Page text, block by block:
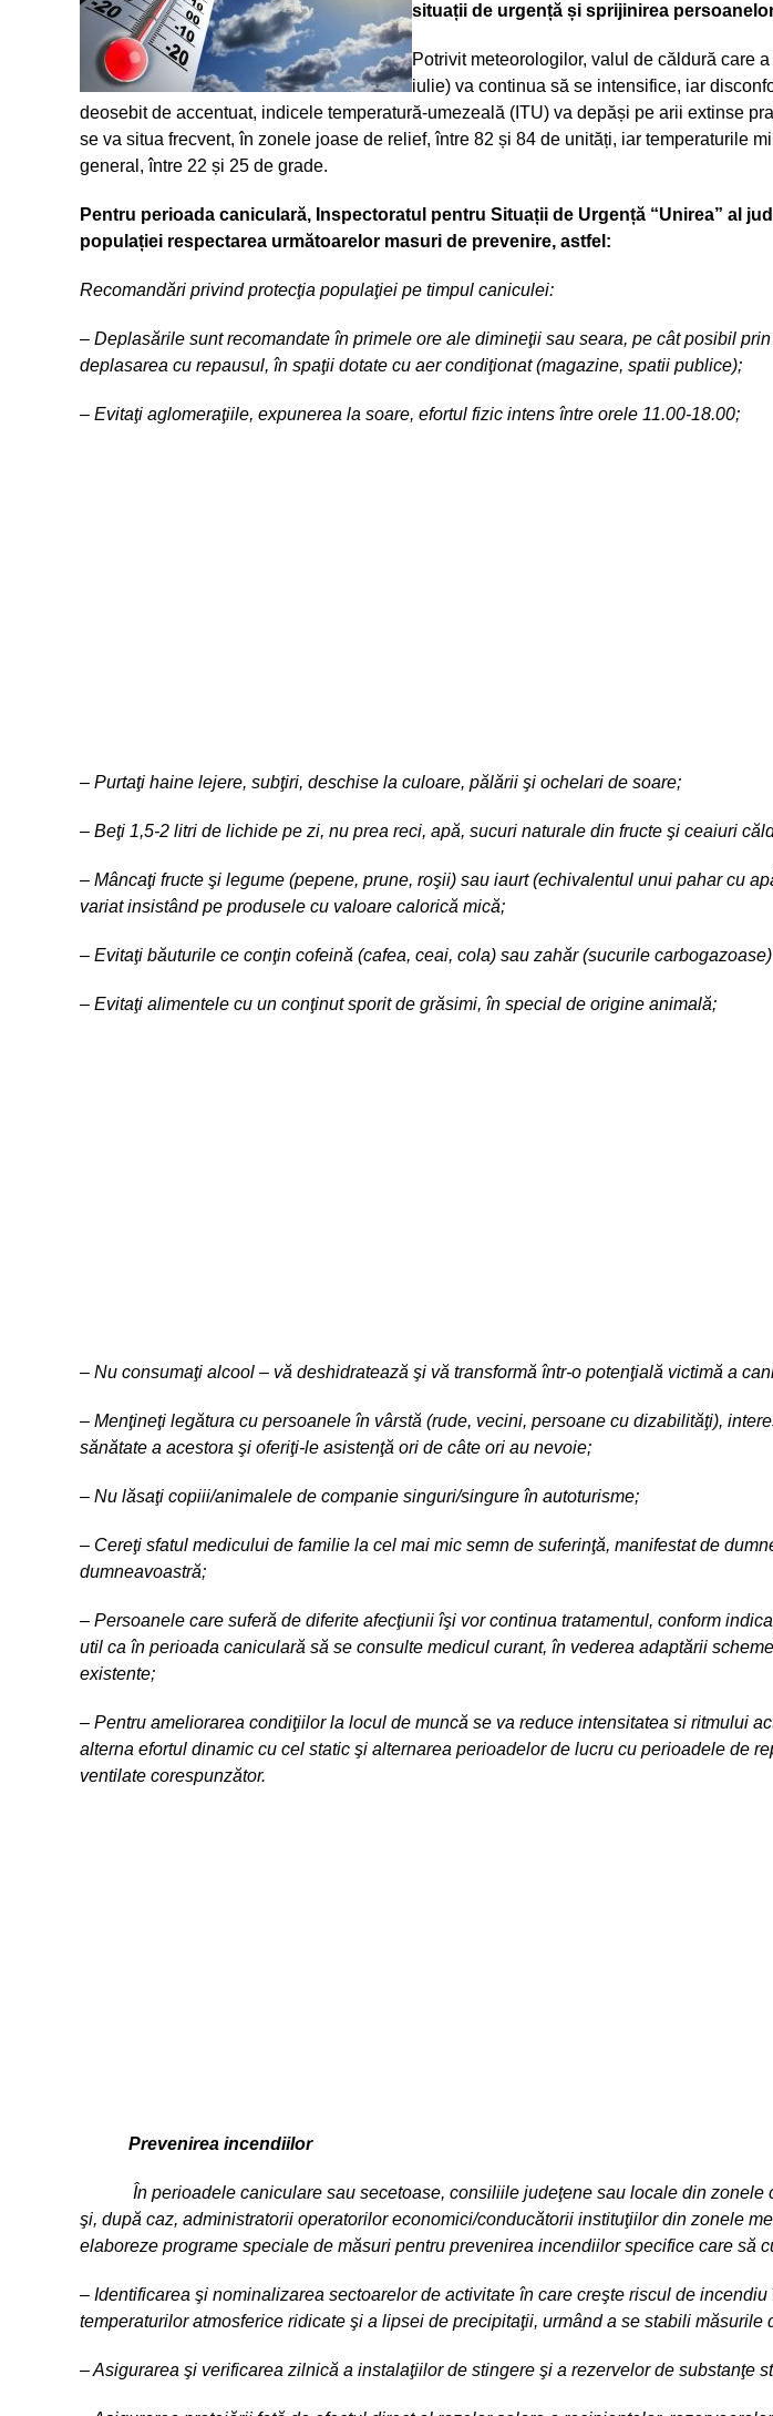
situații de urgență și sprijinirea
Potrivit meteorologilor, valul de căldură care
iulie) va continua să se intensifice, iar
deosebit de accentuat, indicele temperatură-umezeală (ITU) va depăși pe arii extinse
se va situa frecvent, în zonele joase de relief, între 82 și 84 de unități, iar temperaturile
general, între 22 și 25 de grade.
Pentru perioada caniculară, Inspectoratul pentru Situații de Urgență “Unirea” al
populației respectarea următoarelor masuri de prevenire, astfel:
Recomandări privind protecţia populaţiei pe timpul caniculei:
– Deplasările sunt recomandate în primele ore ale dimineţii sau seara, pe cât posibil
deplasarea cu repausul, în spaţii dotate cu aer condiţionat (magazine, spatii publice);
– Evitaţi aglomeraţiile, expunerea la soare, efortul fizic intens între orele 11.00-18.00;
– Purtaţi haine lejere, subţiri, deschise la culoare, pălării şi ochelari de soare;
– Beţi 1,5-2 litri de lichide pe zi, nu prea reci, apă, sucuri naturale din fructe şi ceaiuri
– Mâncaţi fructe şi legume (pepene, prune, roşii) sau iaurt (echivalentul unui pahar cu
variat insistând pe produsele cu valoare calorică mică;
– Evitaţi băuturile ce conţin cofeină (cafea, ceai, cola) sau zahăr (sucurile
– Evitaţi alimentele cu un conţinut sporit de grăsimi, în special de origine animală;
– Nu consumaţi alcool – vă deshidratează şi vă transformă într-o potenţială victimă a
– Menţineţi legătura cu persoanele în vârstă (rude, vecini, persoane cu dizabilităţi),
sănătate a acestora şi oferiţi-le asistenţă ori de câte ori au nevoie;
– Nu lăsaţi copiii/animalele de companie singuri/singure în autoturisme;
– Cereţi sfatul medicului de familie la cel mai mic semn de suferinţă, manifestat de
dumneavoastră;
– Persoanele care suferă de diferite afecţiunii îşi vor continua tratamentul, conform
util ca în perioada caniculară să se consulte medicul curant, în vederea adaptării
existente;
– Pentru ameliorarea condiţiilor la locul de muncă se va reduce intensitatea si ritmului
alterna efortul dinamic cu cel static şi alternarea perioadelor de lucru cu perioadele de
ventilate corespunzător.
Prevenirea incendiilor
În perioadele caniculare sau secetoase, consiliile judeţene sau locale din zonele
şi, după caz, administratorii operatorilor economici/conducătorii instituţiilor din zonele
elaboreze programe speciale de măsuri pentru prevenirea incendiilor specifice care să
– Identificarea şi nominalizarea sectoarelor de activitate în care creşte riscul de
temperaturilor atmosferice ridicate şi a lipsei de precipitaţii, urmând a se stabili măsurile
– Asigurarea şi verificarea zilnică a instalaţiilor de stingere şi a rezervelor de substanţe